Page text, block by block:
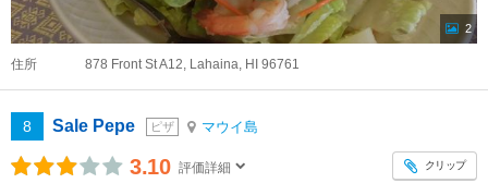
2
住所 878 Front St A12, Lahaina, HI 96761
8 Sale Pepe ピザ マウイ島
3.10 評価詳細 クリップ